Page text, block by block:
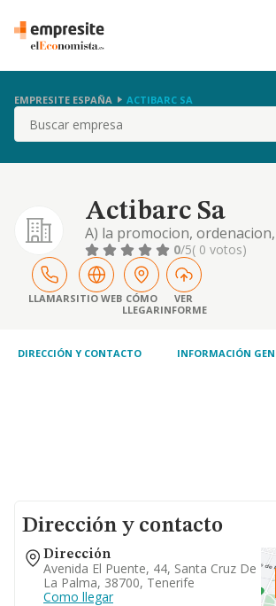
EMPRESITE ESPAÑA ACTIBARC SA
Buscar
Actibarc Sa
A) la promocion,
parcelacion de terrenos,
mediante la realizacion de
urbanisticas oportunas, asi
construcciones,
0/5( 0 votos)
LLAMARSITIO WEB CÓMO
LLEGAR
VER
INFORME
DIRECCIÓN Y CONTACTO INFORMACIÓN
Dirección y contacto
Dirección
Avenida El Puente, 44, Santa Cruz De
La Palma, 38700, Tenerife
Como llegar